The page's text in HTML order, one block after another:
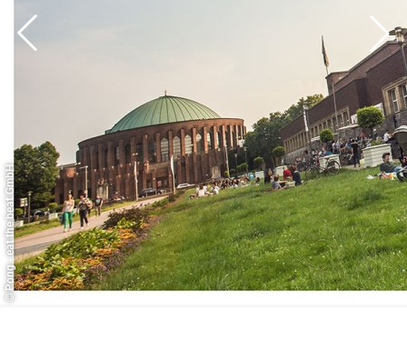
Ob klassisch, kreativ oder außergewöhnlich – Ihr Event
im PONG wird genau nach Ihren Vorstellungen
umgesetzt, so dass Ihre Veranstaltung nachhaltig in
© Pong - eat the beat GmbH